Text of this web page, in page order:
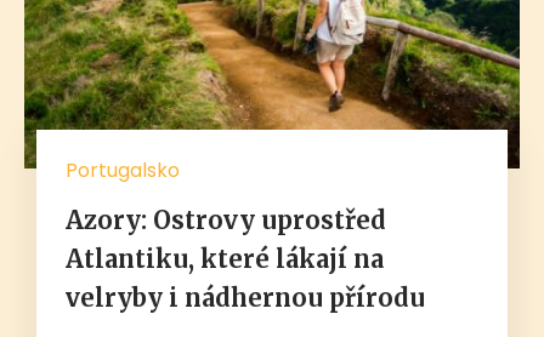
Portugalsko
Azory: Ostrovy uprostřed
Atlantiku, které lákají na
velryby i nádhernou přírodu